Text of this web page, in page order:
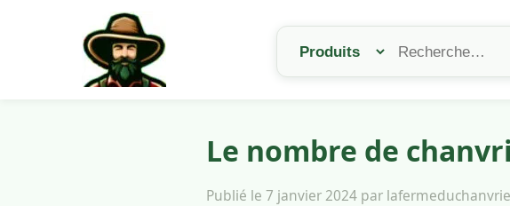
Le nombre de
Publié le 7 janvier 2024 par